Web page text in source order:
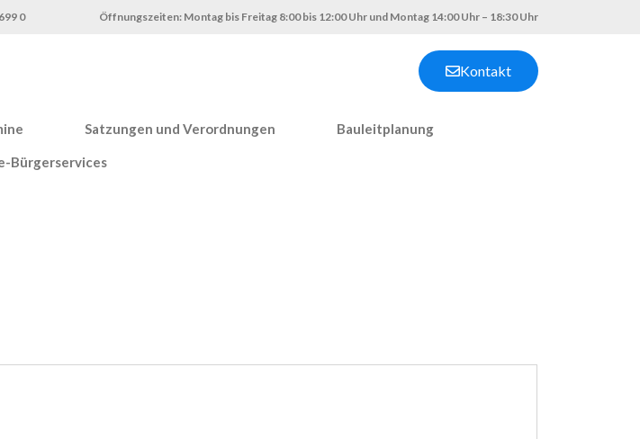
0 Öffnungszeiten: Montag bis Freitag 8:00 bis 12:00 Uhr und Montag 14:00 Uhr – 18:30 Uhr
Kontakt
Satzungen und Verordnungen Bauleitplanung
Bürgerservices